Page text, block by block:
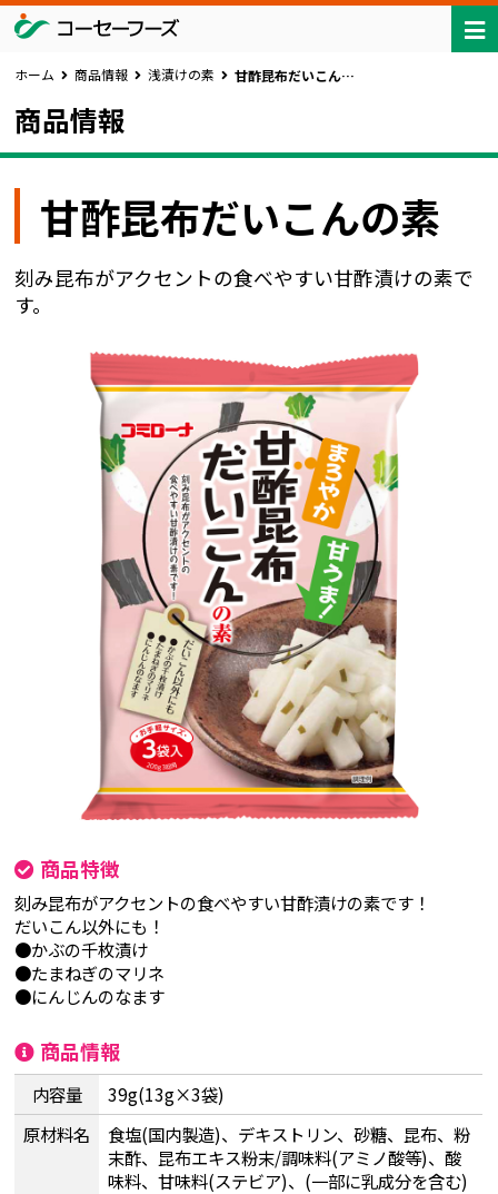
ホーム 商品情報 浅漬けの素 甘酢昆布だいこんの素
商品情報
甘酢昆布だいこんの素
刻み昆布がアクセントの食べやすい甘酢漬けの素で
す。
商品特徴
刻み昆布がアクセントの食べやすい甘酢漬けの素です！
だいこん以外にも！
●かぶの千枚漬け
●たまねぎのマリネ
●にんじんのなます
商品情報
内容量
39g(13g×3袋)
原材料名
食塩(国内製造)、デキストリン、砂糖、昆布、粉
末酢、昆布エキス粉末/調味料(アミノ酸等)、酸
味料、甘味料(ステビア)、(一部に乳成分を含む)